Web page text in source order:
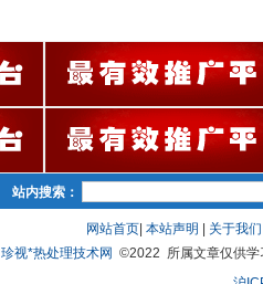
站内搜索：
网站首页| 本站声明 关于我们
珍视*热处理技术网 ©2022 所属文章仅供学